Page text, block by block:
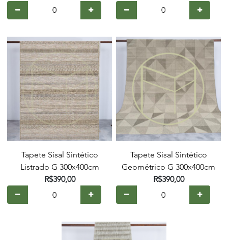
Tapete Sisal Sintético
Listrado G 300x400cm
R$390,00
Tapete Sisal Sintético
Geométrico G 300x400cm
R$390,00